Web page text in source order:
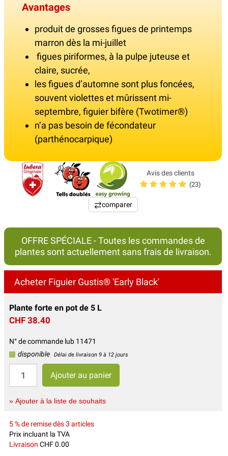
Avantages
produit de grosses figues de printemps
marron dès la mi-juillet
figues piriformes, à la pulpe juteuse et
claire, sucrée,
les figues d’automne sont plus foncées,
souvent violettes et mûrissent mi-
septembre, figuier bifère (Twotimer®)
n’a pas besoin de fécondateur
(parthénocarpique)
Avis des clients
(23)
comparer
OFFRE SPÉCIALE - Toutes les commandes de
plantes sont actuellement sans frais de livraison.
Acheter Figuier Gustis® 'Early Black'
Plante forte en pot de 5 L
CHF 38.40
N° de commande lub 11471
disponible
Délai de livraison 9 à 12 jours
» Ajouter à la liste de souhaits
5 % de remise dès 3 articles
Prix incluant la TVA
Livraison CHF 0.00